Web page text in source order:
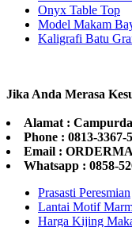
Onyx Table Top
Model Makam
Kaligrafi Batu
Jika Anda Merasa
Alamat :
Phone : 0813-3367-
Email :
Whatsapp : 0858-
Prasasti Peresmian
Lantai Motif
Harga Kijing